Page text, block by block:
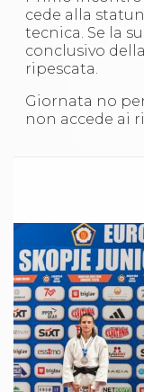
cede alla
tecnica. Se la
conclusivo
ripescata.
Giornata no
non accede ai